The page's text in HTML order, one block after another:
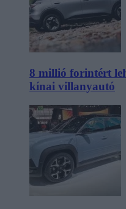
8 millió forintért
kínai villanyautó